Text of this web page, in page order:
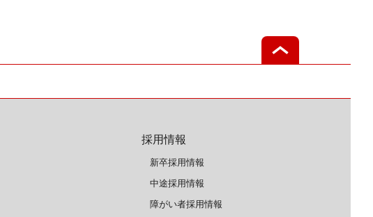
採用情報
新卒採用情報
中途採用情報
障がい者採用情報